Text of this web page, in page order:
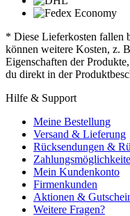
* Diese Lieferkosten fallen
können weitere Kosten, z.
Eigenschaften der
du direkt in der
Hilfe & Support
Meine Bestellung
Versand & Lieferung
Rücksendungen &
Mein Kundenkonto
Firmenkunden
Aktionen &
Weitere Fragen?